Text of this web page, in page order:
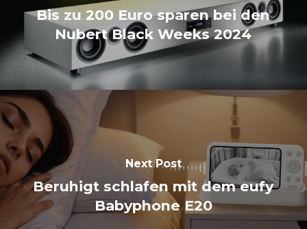
Bis zu 200 Euro sparen bei den
Nubert Black Weeks 2024
Next Post
Beruhigt schlafen mit dem eufy
Babyphone E20